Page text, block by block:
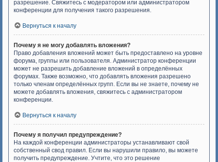
разрешение. Свяжитесь с модератором или администратором
конференции для получения такого разрешения.
Вернуться к началу
Почему я не могу добавлять вложения?
Право добавления вложений может быть предоставлено на уровне
форума, группы или пользователя. Администратор конференции
может не разрешить добавление вложений в определённых
форумах. Также возможно, что добавлять вложения разрешено
только членам определённых групп. Если вы не знаете, почему не
можете добавлять вложения, свяжитесь с администратором
конференции.
Вернуться к началу
Почему я получил предупреждение?
На каждой конференции администраторы устанавливают свой
собственный свод правил. Если вы нарушили правило, вы можете
получить предупреждение. Учтите, что это решение